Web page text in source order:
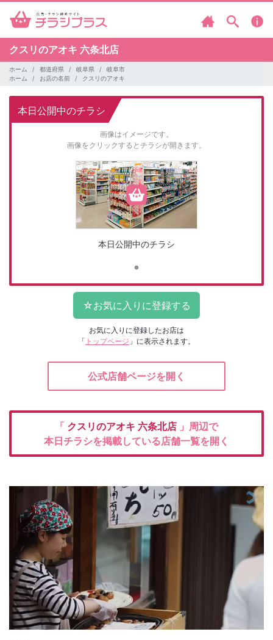
クスリのアオキ 六条北店
ホーム 都道府県 岐阜県
岐阜市
ホーム
お店の名前 クスリのアオキ
本日公開中のチラシ
画像はイメージです。
画像をクリックするとチラシが開きます。
本日公開中のチラシ
お気に入りに登録したお店は
「 トップページ 」に表示されます。
公式店舗ページを開く
「 クスリのアオキ 六条北店 」周辺で
本日チラシを掲載している店舗一覧を開く